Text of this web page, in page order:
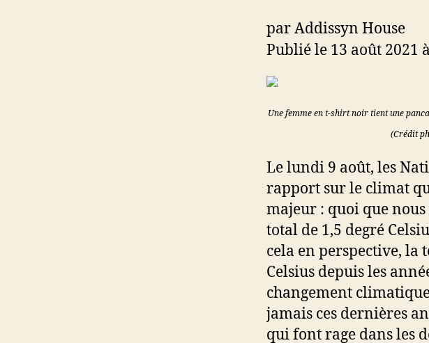
par Addissyn House
Publié le 13 août 2021
Une femme en t-shirt noir tient une
(Crédit
Le lundi 9 août, les
rapport sur le climat
majeur : quoi que
total de 1,5 degré
cela en perspective, la
Celsius depuis les
changement
jamais ces dernières
qui font rage dans les